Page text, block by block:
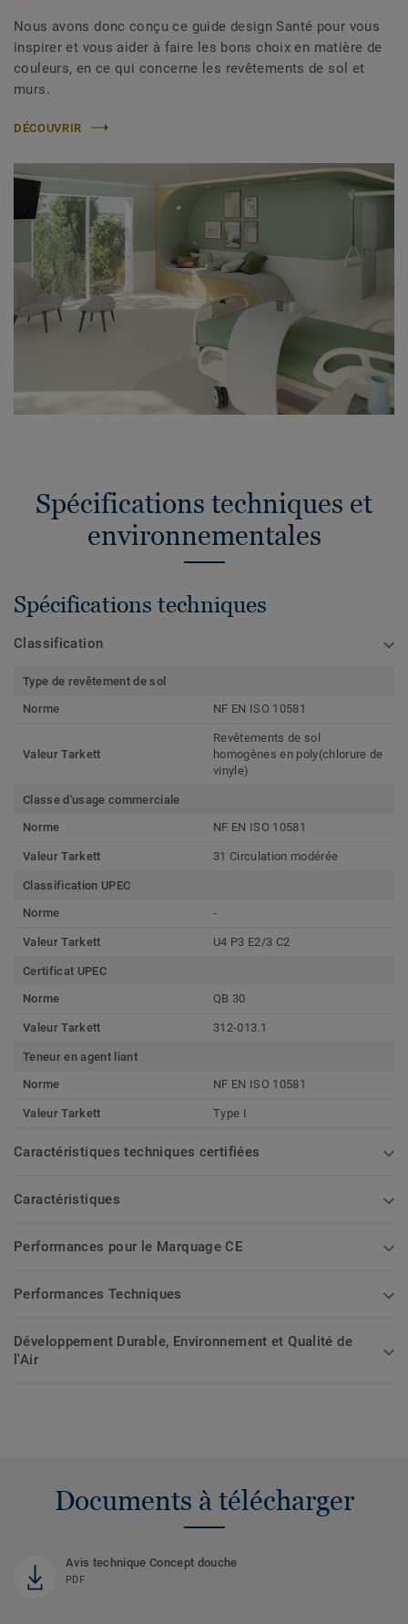
Nous avons donc conçu ce guide design Santé pour vous
inspirer et vous aider à faire les bons choix en matière de
couleurs, en ce qui concerne les revêtements de sol et
murs.
DÉCOUVRIR
Spécifications techniques et
environnementales
Spécifications techniques
Classification
Type de revêtement de sol
Norme
NF EN ISO 10581
Valeur Tarkett
Revêtements de sol
homogènes en poly(chlorure de
vinyle)
Classe d'usage commerciale
Norme
NF EN ISO 10581
Valeur Tarkett 31 Circulation modérée
Classification UPEC
Norme
-
Valeur Tarkett U4 P3 E2/3 C2
Certificat UPEC
Norme
QB 30
Valeur Tarkett 312-013.1
Teneur en agent liant
Norme
NF EN ISO 10581
Valeur Tarkett Type I
Caractéristiques techniques certifiées
Caractéristiques
Performances pour le Marquage CE
Performances Techniques
Développement Durable, Environnement et Qualité de
l'Air
Documents à télécharger
Avis technique Concept douche
PDF